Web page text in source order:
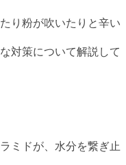
り粉が吹いたりと辛い
対策について解説して
ミドが、水分を繋ぎ止